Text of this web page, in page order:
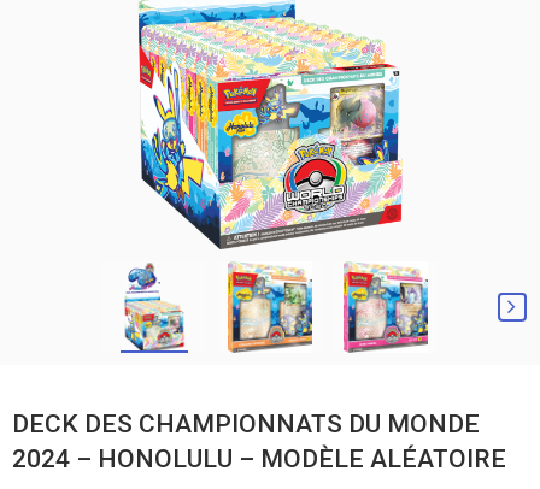
DECK DES CHAMPIONNATS DU MONDE
2024 – HONOLULU – MODÈLE ALÉATOIRE